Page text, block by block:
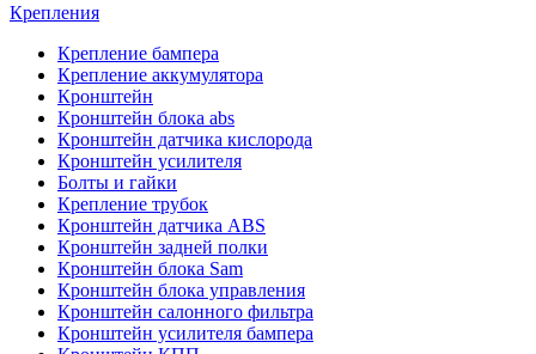
Крепления
Крепление бампера
Крепление аккумулятора
Кронштейн
Кронштейн блока abs
Кронштейн датчика кислорода
Кронштейн усилителя
Болты и гайки
Крепление трубок
Кронштейн датчика ABS
Кронштейн задней полки
Кронштейн блока Sam
Кронштейн блока управления
Кронштейн салонного фильтра
Кронштейн усилителя бампера